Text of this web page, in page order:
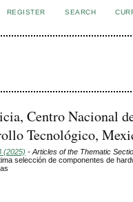
REGISTER SEARCH
Centro Nacional
Tecnológico,
(2025) - Articles of the Thematic
selección de componentes de